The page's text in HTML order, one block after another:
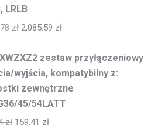
LRLB
zł 2,085.59 zł
zestaw przyłączeniowy
wyjścia, kompatybilny z:
zewnętrzne
45/54LATT
zł 159.41 zł